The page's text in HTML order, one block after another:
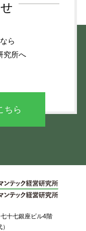
ら
究所へ
ちら
十七銀座ビル4階
）